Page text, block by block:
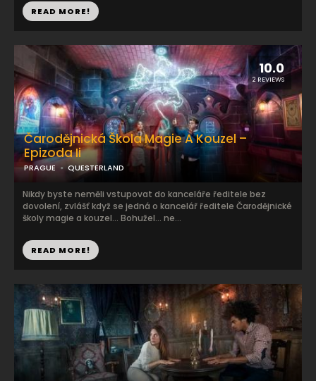
READ MORE!
10.0
2 REVIEWS
Čarodějnická Škola Magie A Kouzel –
Epizoda Ii
PRAGUE QUESTERLAND
Nikdy byste neměli vstupovat do kanceláře ředitele bez
dovolení, zvlášť když se jedná o kancelář ředitele Čarodějnické
školy magie a kouzel… Bohužel… ne...
READ MORE!